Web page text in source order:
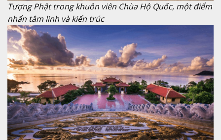
Tượng Phật trong khuôn viên Chùa Hộ Quốc, một điểm
nhấn tâm linh và kiến trúc